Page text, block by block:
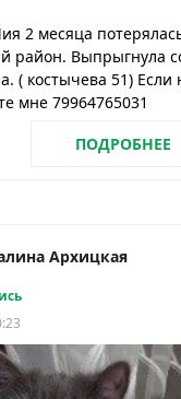
2 месяца
район. Выпрыгнула
( костычева 51) Если
мне 79964765031
ПОДРОБНЕЕ
Архицкая